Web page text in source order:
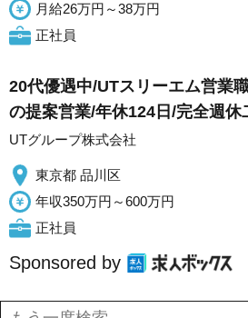
月給26万円～38万円
正社員
20代優遇中/UTスリーエム営業
の提案営業/年休124日/完全週休
UTグループ株式会社
東京都 品川区
年収350万円～600万円
正社員
Sponsored by